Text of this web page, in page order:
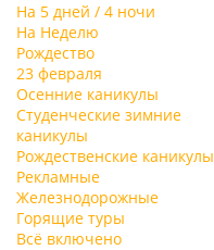
На 5 дней / 4 ночи
На Неделю
Рождество
23 февраля
Осенние каникулы
Студенческие зимние
каникулы
Рождественские каникулы
Рекламные
Железнодорожные
Горящие туры
Всё включено